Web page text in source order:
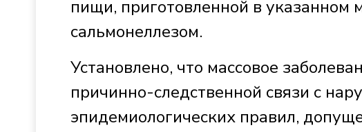
пищи, приготовленной в указанном
сальмонеллезом.
Установлено, что массовое
причинно-следственной связи с
эпидемиологических правил,